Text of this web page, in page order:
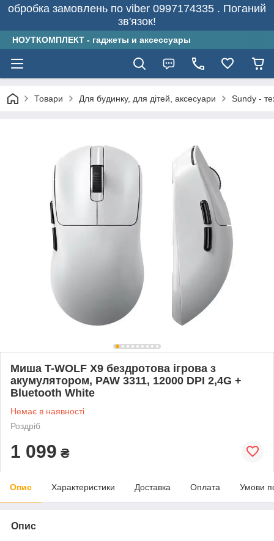
обробка замовлень по viber 0997174335 . Поганий
зв'язок!
НОУТКОМПЛЕКТ - гаджеты и аксессуары
Товари Для будинку, для дітей, аксесуари Sundy -
Миша T-WOLF X9 бездротова ігрова з
акумулятором, PAW 3311, 12000 DPI 2,4G +
Bluetooth White
Немає в наявності
Роздріб
1 099 ₴
Опис Характеристики Доставка Оплата Умови
Опис